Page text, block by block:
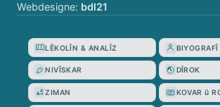
Webdesigne: bdl21
LÊKOLÎN & ANALÎZ BIYOGRAFÎ
NIVÎSKAR DÎROK
ZIMAN KOVAR û